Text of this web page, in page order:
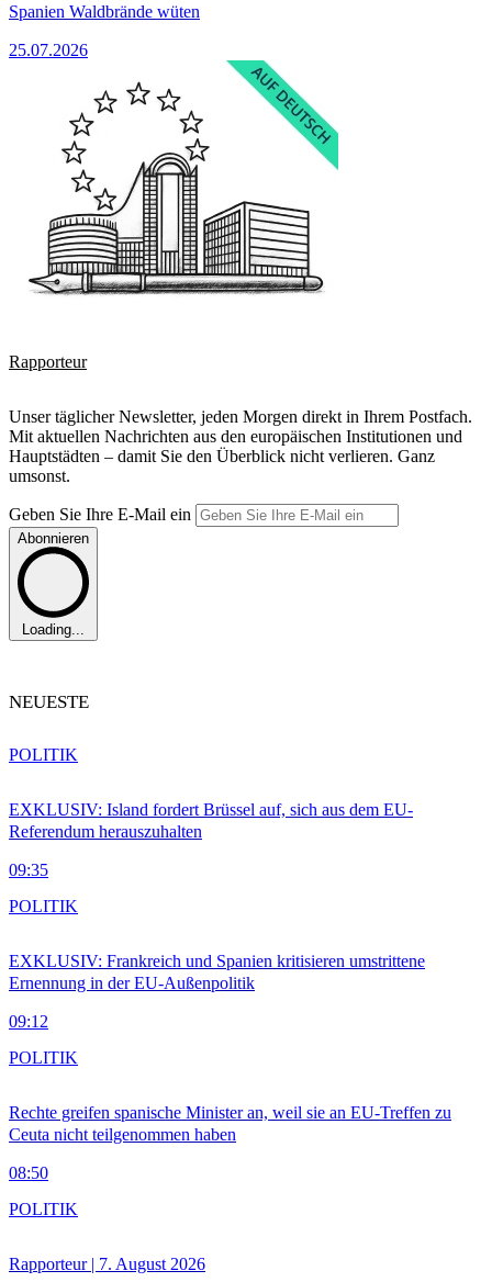
Spanien Waldbrände wüten
25.07.2026
Rapporteur
Unser täglicher Newsletter, jeden Morgen direkt in Ihrem Postfach.
Mit aktuellen Nachrichten aus den europäischen Institutionen und
Hauptstädten – damit Sie den Überblick nicht verlieren. Ganz
umsonst.
Geben Sie Ihre E-Mail ein
Abonnieren
Loading...
NEUESTE
EXKLUSIV: Island fordert Brüssel auf, sich aus dem EU-
Referendum herauszuhalten
09:35
POLITIK
EXKLUSIV: Frankreich und Spanien kritisieren umstrittene
Ernennung in der EU-Außenpolitik
09:12
POLITIK
Rechte greifen spanische Minister an, weil sie an EU-Treffen zu
Ceuta nicht teilgenommen haben
08:50
POLITIK
Rapporteur | 7. August 2026
POLITIK